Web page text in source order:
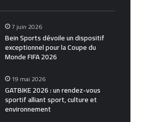
7 juin 2026
Bein Sports dévoile un dispositif
exceptionnel pour la Coupe du
Monde FIFA 2026
19 mai 2026
GATBIKE 2026 : un rendez-vous
sportif alliant sport, culture et
environnement